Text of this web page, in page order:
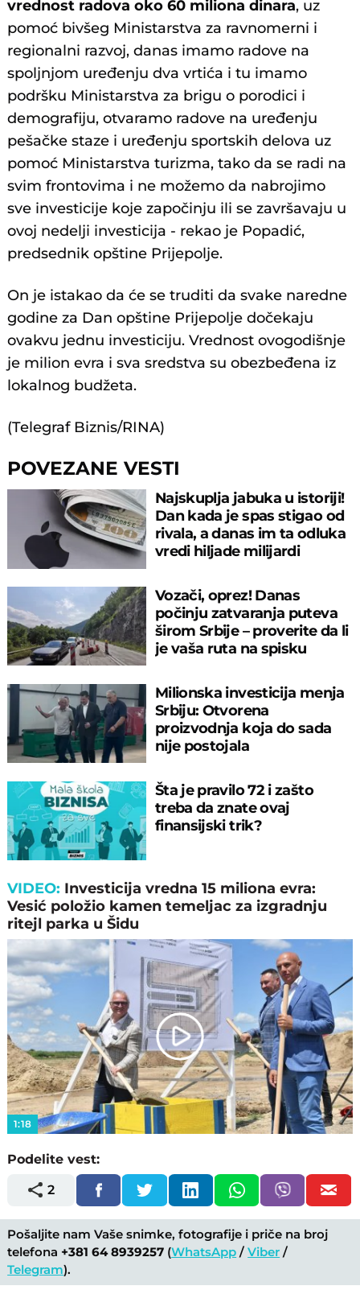
vrednost radova oko 60 miliona dinara, uz
pomoć bivšeg Ministarstva za ravnomerni i
regionalni razvoj, danas imamo radove na
spoljnjom uređenju dva vrtića i tu imamo
podršku Ministarstva za brigu o porodici i
demografiju, otvaramo radove na uređenju
pešačke staze i uređenju sportskih delova uz
pomoć Ministarstva turizma, tako da se radi na
svim frontovima i ne možemo da nabrojimo
sve investicije koje započinju ili se završavaju u
ovoj nedelji investicija - rekao je Popadić,
predsednik opštine Prijepolje.
On je istakao da će se truditi da svake naredne
godine za Dan opštine Prijepolje dočekaju
ovakvu jednu investiciju. Vrednost ovogodišnje
je milion evra i sva sredstva su obezbeđena iz
lokalnog budžeta.
(Telegraf Biznis/RINA)
POVEZANE VESTI
Najskuplja jabuka u istoriji!
Dan kada je spas stigao od
rivala, a danas im ta odluka
vredi hiljade milijardi
Vozači, oprez! Danas
počinju zatvaranja puteva
širom Srbije – proverite da li
je vaša ruta na spisku
Milionska investicija menja
Srbiju: Otvorena
proizvodnja koja do sada
nije postojala
Šta je pravilo 72 i zašto
treba da znate ovaj
finansijski trik?
VIDEO: Investicija vredna 15 miliona evra:
Vesić položio kamen temeljac za izgradnju
ritejl parka u Šidu
Play
Video
1:18
Podelite vest:
2
Pošaljite nam Vaše snimke, fotografije i priče na broj
telefona +381 64 8939257 (WhatsApp /Viber /
Telegram).